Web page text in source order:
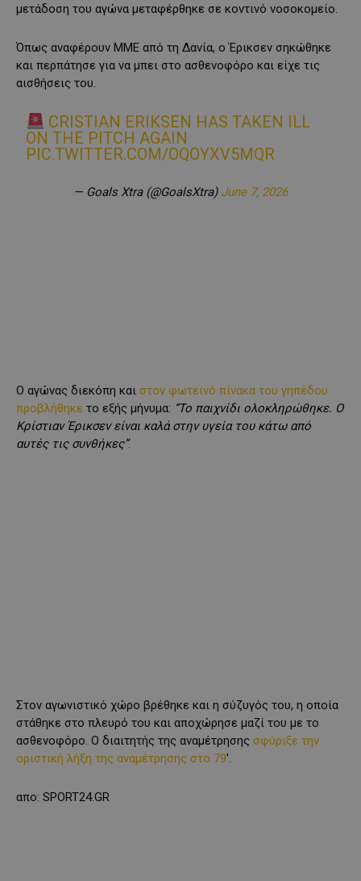
μετάδοση του αγώνα μεταφέρθηκε σε κοντινό νοσοκομείο.
Όπως αναφέρουν ΜΜΕ από τη Δανία, ο Έρικσεν σηκώθηκε
και περπάτησε για να μπει στο ασθενοφόρο και είχε τις
αισθήσεις του.
CRISTIAN ERIKSEN HAS TAKEN ILL
ON THE PITCH AGAIN
PIC.TWITTER.COM/OQOYXV5MQR
— Goals Xtra (@GoalsXtra) June 7, 2026
Ο αγώνας διεκόπη και στον φωτεινό πίνακα του γηπέδου
προβλήθηκε το εξής μήνυμα: “Το παιχνίδι ολοκληρώθηκε. Ο
Κρίστιαν Έρικσεν είναι καλά στην υγεία του κάτω από
αυτές τις συνθήκες”.
Στον αγωνιστικό χώρο βρέθηκε και η σύζυγός του, η οποία
στάθηκε στο πλευρό του και αποχώρησε μαζί του με το
ασθενοφόρο. Ο διαιτητής της αναμέτρησης σφύριξε την
οριστική λήξη της αναμέτρησης στο 79′.
απο: SPORT24.GR